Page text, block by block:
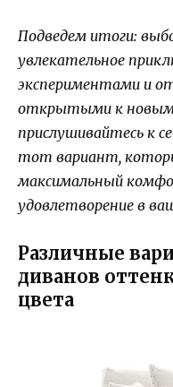
Подведем итоги:
увлекательное
экспериментами и
открытыми к новым
прислушивайтесь к
тот вариант,
максимальный
удовлетворение в
Различные
диванов
цвета